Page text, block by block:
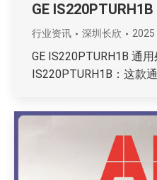
GE
行业资讯 深圳长欣 2025
GE IS220PTURH1B 通
IS220PTURH1B：这款